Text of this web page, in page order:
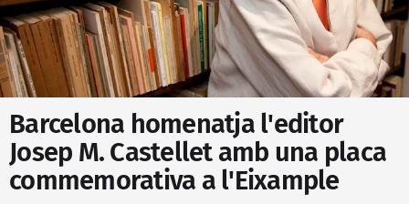
Barcelona homenatja l'editor
Josep M. Castellet amb una placa
commemorativa a l'Eixample